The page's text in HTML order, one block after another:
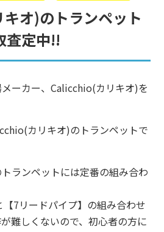
オ)のトランペット
査定中!!
ーカー、Calicchio(カリキオ)を
カリキオ)のトランペットで
ランペットには定番の組み合わ
7リードパイプ】の組み合わせ
難しくないので、初心者の方に